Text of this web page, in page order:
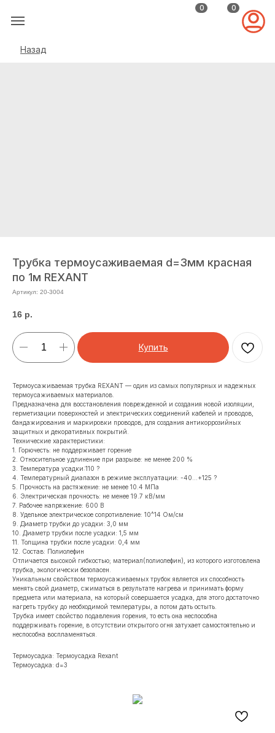
0 0
Назад
Трубка термоусаживаемая d=3мм красная
по 1м REXANT
Артикул: 20-3004
16 р.
Купить
Термоусаживаемая трубка REXANT — один из самых популярных и надежных
термоусаживаемых материалов.
Предназначена для восстановления поврежденной и создания новой изоляции,
герметизации поверхностей и электрических соединений кабелей и проводов,
бандажирования и маркировки проводов, для создания антикоррозийных
защитных и декоративных покрытий.
Технические характеристики:
1. Горючесть: не поддерживает горение
2. Относительное удлинение при разрыве: не менее 200 %
3. Температура усадки:110 ?
4. Температурный диапазон в режиме эксплуатации: -40...+125 ?
5. Прочность на растяжение: не менее 10.4 МПа
6. Электрическая прочность: не менее 19.7 кВ/мм
7. Рабочее напряжение: 600 В
8. Удельное электрическое сопротивление: 10^14 Ом/см
9. Диаметр трубки до усадки: 3,0 мм
10. Диаметр трубки после усадки: 1,5 мм
11. Толщина трубки после усадки: 0,4 мм
12. Состав: Полиолефин
Отличается высокой гибкостью; материал(полиолефин), из которого изготовлена
трубка, экологически безопасен.
Уникальным свойством термоусаживаемых трубок является их способность
менять свой диаметр, сжиматься в результате нагрева и принимать форму
предмета или материала, на который совершается усадка, для этого достаточно
нагреть трубку до необходимой температуры, а потом дать остыть.
Трубка имеет свойство подавления горения, то есть она неспособна
поддерживать горение, в отсутствии открытого огня затухает самостоятельно и
неспособна воспламеняться.
Термоусадка: Термоусадка Rexant
Термоусадка: d=3